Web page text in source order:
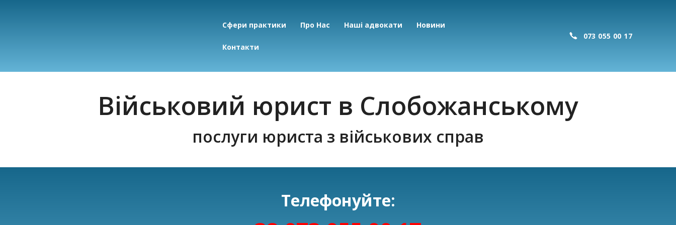
Сфери практики Про Нас Наші адвокати Новини
Контакти
073 055 00 17
Військовий юрист в Слобожанському
послуги юриста з військових справ
Телефонуйте: